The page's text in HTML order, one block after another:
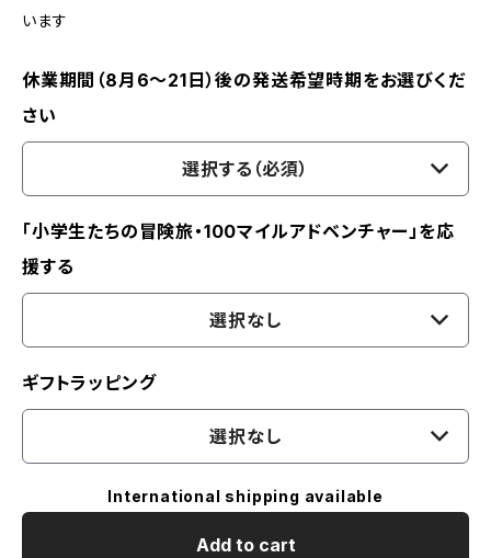
います
休業期間（8月6〜21日）後の発送希望時期をお選びくだ
さい
選択する（必須）
「小学生たちの冒険旅・100マイルアドベンチャー」を応
援する
選択なし
ギフトラッピング
選択なし
International shipping available
Add to cart